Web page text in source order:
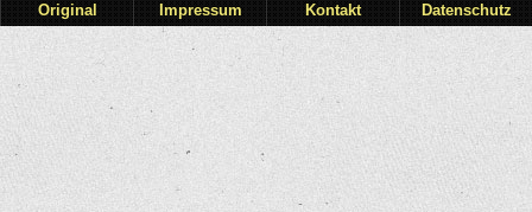
Original Impressum Kontakt Datenschutz